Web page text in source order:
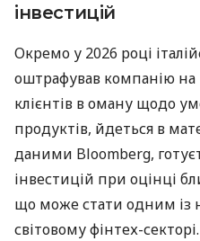
інвестицій
Окремо у 2026 році
оштрафував компанію на
клієнтів в оману щодо
продуктів, йдеться в
даними Bloomberg,
інвестицій при оцінці
що може стати одним із
світовому фінтех-секторі.